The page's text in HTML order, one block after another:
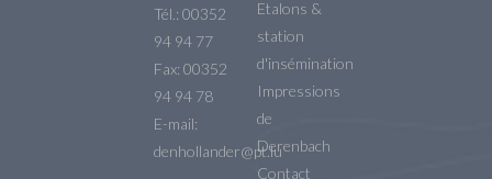
Tél.: 00352
94 94 77
Fax: 00352
94 94 78
E-mail:
denhollander@pt.lu
Etalons &
station
d'insémination
Impressions
de
Derenbach
Contact